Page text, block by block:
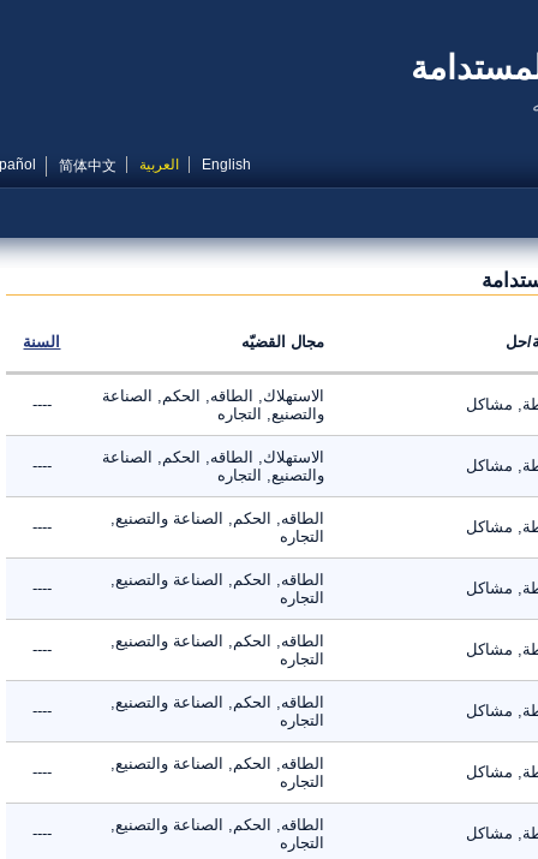
English العربية 简体中文
Español
مجال القضيّه السنة
مشاكل
الاستهلاك, الطاقه, الحكم, الصناعة
والتصنيع, التجاره
----
مشاكل
الاستهلاك, الطاقه, الحكم, الصناعة
والتصنيع, التجاره
----
مشاكل
الطاقه, الحكم, الصناعة والتصنيع,
التجاره
----
مشاكل
الطاقه, الحكم, الصناعة والتصنيع,
التجاره
----
مشاكل
الطاقه, الحكم, الصناعة والتصنيع,
التجاره
----
مشاكل
الطاقه, الحكم, الصناعة والتصنيع,
التجاره
----
مشاكل
الطاقه, الحكم, الصناعة والتصنيع,
التجاره
----
مشاكل
الطاقه, الحكم, الصناعة والتصنيع,
التجاره
----